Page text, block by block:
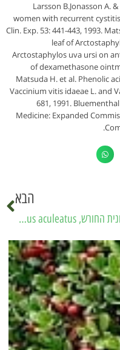
Larsson B.Jonasson A.
women with recurrent
Clin. Exp. 53: 441-443, 1993.
leaf of
Arctostaphylos uva ursi on
of dexamethasone
Matsuda H. et al. Phenolic
Vaccinium vitis idaeae L. and
681, 1991.
Medicine: Expanded
הבא
עצבונית החורש, Butcher’s broom, Ruscus aculeatus